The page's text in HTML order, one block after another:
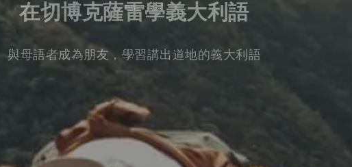
在切博克薩雷學義大利語
與母語者成為朋友，學習講出道地的義大利語